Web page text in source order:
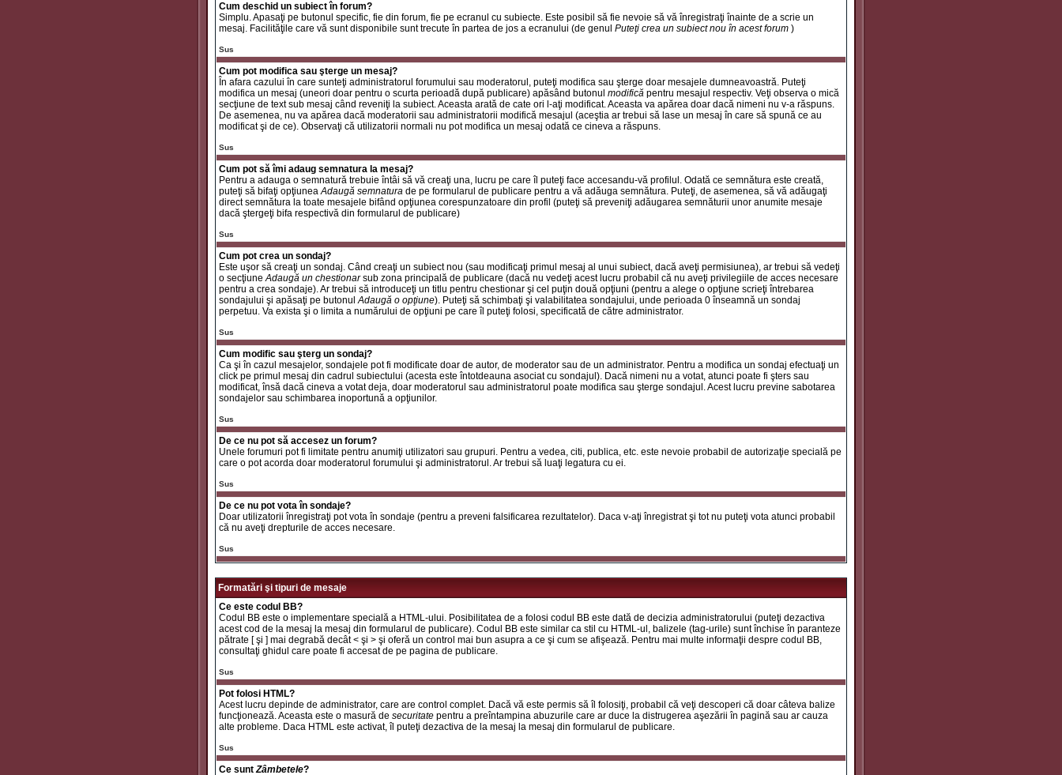
Cum deschid un subiect în forum?
Simplu. Apasaţi pe butonul specific, fie din forum, fie pe ecranul cu subiecte. Este posibil să fie nevoie să vă înregistraţi înainte de a scrie un
mesaj. Facilităţile care vă sunt disponibile sunt trecute în partea de jos a ecranului (de genul Puteţi crea un subiect nou în acest forum )
Sus
Cum pot modifica sau şterge un mesaj?
În afara cazului în care sunteţi administratorul forumului sau moderatorul, puteţi modifica sau şterge doar mesajele dumneavoastră. Puteţi
modifica un mesaj (uneori doar pentru o scurta perioadă după publicare) apăsând butonul modifică pentru mesajul respectiv. Veţi observa o mică
secţiune de text sub mesaj când reveniţi la subiect. Aceasta arată de cate ori l-aţi modificat. Aceasta va apărea doar dacă nimeni nu v-a răspuns.
De asemenea, nu va apărea dacă moderatorii sau administratorii modifică mesajul (aceştia ar trebui să lase un mesaj în care să spună ce au
modificat şi de ce). Observaţi că utilizatorii normali nu pot modifica un mesaj odată ce cineva a răspuns.
Sus
Cum pot să îmi adaug semnatura la mesaj?
Pentru a adauga o semnatură trebuie întâi să vă creaţi una, lucru pe care îl puteţi face accesandu-vă profilul. Odată ce semnătura este creată,
puteţi să bifaţi opţiuneaAdaugă semnatura de pe formularul de publicare pentru a vă adăuga semnătura. Puteţi, de asemenea, să vă adăugaţi
direct semnătura la toate mesajele bifând opţiunea corespunzatoare din profil (puteţi să preveniţi adăugarea semnăturii unor anumite mesaje
dacă ştergeţi bifa respectivă din formularul de publicare)
Sus
Cum pot crea un sondaj?
Este uşor să creaţi un sondaj. Când creaţi un subiect nou (sau modificaţi primul mesaj al unui subiect, dacă aveţi permisiunea), ar trebui să vedeţi
o secţiuneAdaugă un chestionarsub zona principală de publicare (dacă nu vedeţi acest lucru probabil că nu aveţi privilegiile de acces necesare
pentru a crea sondaje). Ar trebui să introduceţi un titlu pentru chestionar şi cel puţin două opţiuni (pentru a alege o opţiune scrieţi întrebarea
sondajului şi apăsaţi pe butonulAdaugă o opţiune). Puteţi să schimbaţi şi valabilitatea sondajului, unde perioada 0 înseamnă un sondaj
perpetuu. Va exista şi o limita a numărului de opţiuni pe care îl puteţi folosi, specificată de către administrator.
Sus
Cum modific sau şterg un sondaj?
Ca şi în cazul mesajelor, sondajele pot fi modificate doar de autor, de moderator sau de un administrator. Pentru a modifica un sondaj efectuaţi un
click pe primul mesaj din cadrul subiectului (acesta este întotdeauna asociat cu sondajul). Dacă nimeni nu a votat, atunci poate fi şters sau
modificat, însă dacă cineva a votat deja, doar moderatorul sau administratorul poate modifica sau şterge sondajul. Acest lucru previne sabotarea
sondajelor sau schimbarea inoportună a opţiunilor.
Sus
De ce nu pot să accesez un forum?
Unele forumuri pot fi limitate pentru anumiţi utilizatori sau grupuri. Pentru a vedea, citi, publica, etc. este nevoie probabil de autorizaţie specială pe
care o pot acorda doar moderatorul forumului şi administratorul. Ar trebui să luaţi legatura cu ei.
Sus
De ce nu pot vota în sondaje?
Doar utilizatorii înregistraţi pot vota în sondaje (pentru a preveni falsificarea rezultatelor). Daca v-aţi înregistrat şi tot nu puteţi vota atunci probabil
că nu aveţi drepturile de acces necesare.
Sus
Formatări şi tipuri de mesaje
Ce este codul BB?
Codul BB este o implementare specială a HTML-ului. Posibilitatea de a folosi codul BB este dată de decizia administratorului (puteţi dezactiva
acest cod de la mesaj la mesaj din formularul de publicare). Codul BB este similar ca stil cu HTML-ul, balizele (tag-urile) sunt închise în paranteze
pătrate [ şi ] mai degrabă decât < şi > şi oferă un control mai bun asupra a ce şi cum se afişează. Pentru mai multe informaţii despre codul BB,
consultaţi ghidul care poate fi accesat de pe pagina de publicare.
Sus
Pot folosi HTML?
Acest lucru depinde de administrator, care are control complet. Dacă vă este permis să îl folosiţi, probabil că veţi descoperi că doar câteva balize
funcţionează. Aceasta este o masură de securitate pentru a preîntampina abuzurile care ar duce la distrugerea aşezării în pagină sau ar cauza
alte probleme. Daca HTML este activat, îl puteţi dezactiva de la mesaj la mesaj din formularul de publicare.
Sus
Ce suntZâmbetele?